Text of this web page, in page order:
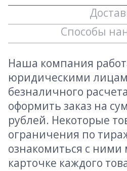
Способы
Наша компания
юридическими
безналичного
оформить заказ на
рублей. Некоторые
ограничения по
ознакомиться с ними
карточке каждого